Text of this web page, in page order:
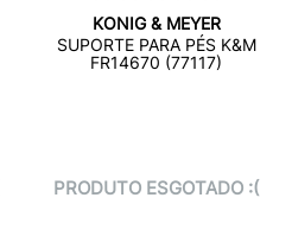
KONIG & MEYER
SUPORTE PARA PÉS K&M
FR14670 (77117)
PRODUTO ESGOTADO :(